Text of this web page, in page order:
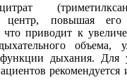
центр, повышая его
что приводит к
объема,
дыхания. Для
рекомендуется